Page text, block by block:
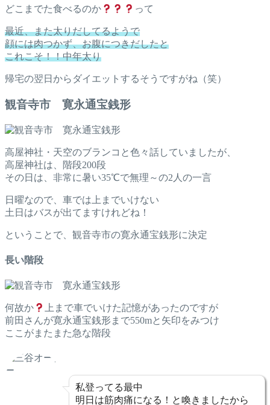
どこまでた食べるのか って
最近、また太りだしてるようで
顔には肉つかず、お腹につきだしたと
これこそ！！中年太り
帰宅の翌日からダイエットするそうですがね（笑）
観音寺市 寛永通宝銭形
高屋神社・天空のブランコと色々話していましたが、
高屋神社は、階段200段
その日は、非常に暑い35℃で無理～の2人の一言
日曜なので、車では上までいけない
土日はバスが出てますけれどね！
ということで、観音寺市の寛永通宝銭形に決定
長い階段
何故か
上まで車でいけた記憶があったのですが
前田さんが寛永通宝銭形まで550mと矢印をみつけ
ここがまたまた急な階段
私登ってる最中
明日は筋肉痛になる！と喚きましたから